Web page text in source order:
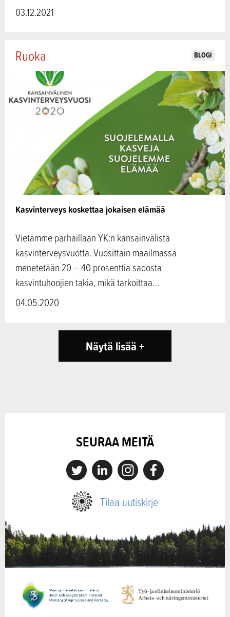
03.12.2021
Kasvinterveys koskettaa jokaisen elämää
Ruoka BLOGI
Vietämme parhaillaan YK:n kansainvälistä
kasvinterveysvuotta. Vuosittain maailmassa
menetetään 20 – 40 prosenttia sadosta
kasvintuhoojien takia, mikä tarkoittaa…
04.05.2020
Näytä lisää +
SEURAA MEITÄ
X LinkedinInstagramFacebook
Tilaa uutiskirje